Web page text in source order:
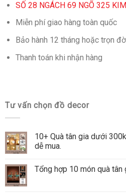
SỐ 28 NGÁCH 69 NGÕ 325
Miễn phí giao hàng toàn quốc
Bảo hành 12 tháng hoặc trọn
Thanh toán khi nhận hàng
Tư vấn chọn đồ decor
10+ Quà tân gia dưới
dễ mua.
Tổng hợp 10 món quà